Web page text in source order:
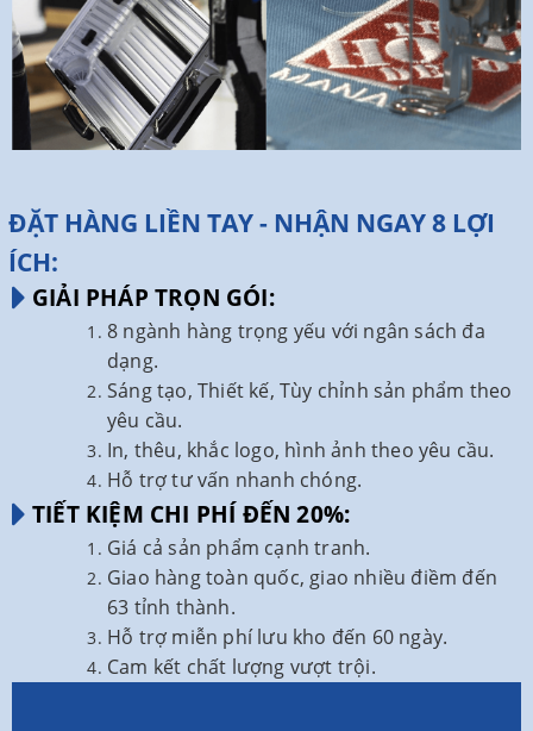
ĐẶT HÀNG LIỀN TAY - NHẬN NGAY 8 LỢI
ÍCH:
GIẢI PHÁP TRỌN GÓI:
8 ngành hàng trọng yếu với ngân sách đa
dạng.
Sáng tạo, Thiết kế, Tùy chỉnh sản phẩm theo
yêu cầu.
In, thêu, khắc logo, hình ảnh theo yêu cầu.
Hỗ trợ tư vấn nhanh chóng.
TIẾT KIỆM CHI PHÍ ĐẾN 20%:
Giá cả sản phẩm cạnh tranh.
Giao hàng toàn quốc, giao nhiều điềm đến
63 tỉnh thành.
Hỗ trợ miễn phí lưu kho đến 60 ngày.
Cam kết chất lượng vượt trội.